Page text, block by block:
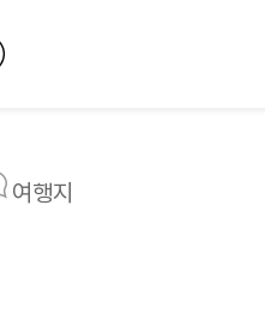
여행지